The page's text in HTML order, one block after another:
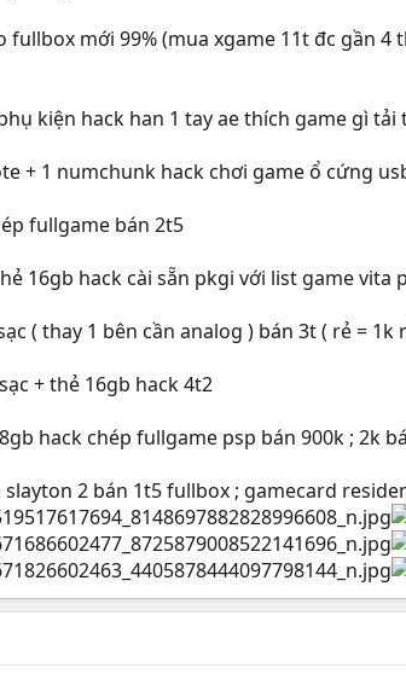
mới 99% (mua xgame 11t đc gần
kiện hack han 1 tay ae thích game gì
+ 1 numchunk hack chơi game ổ cứng
fullgame bán 2t5
16gb hack cài sẵn pkgi với list game vita
( thay 1 bên cần analog ) bán 3t ( rẻ = 1k
+ thẻ 16gb hack 4t2
hack chép fullgame psp bán 900k ; 2k
2 bán 1t5 fullbox ; gamecard